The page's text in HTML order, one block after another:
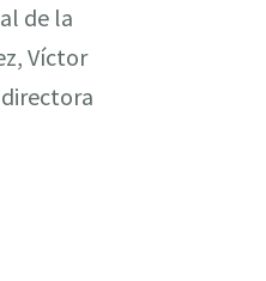
de la
Víctor